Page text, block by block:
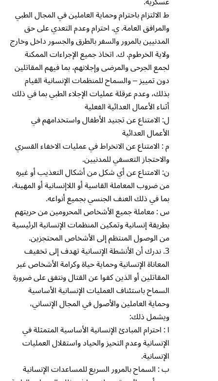
ط الالتزام باحترام وحماية العاملين في المجال الطبي
والمرافق العامة. ي. احترام وعدم التعدي على حق
المدنيين بالمرور والسفر بالطرق والجسور داخل وخارج
ولاية الخرطوم. ك. اتخاذ جميع الإجراءات الممكنة
لجمع الجرحى والمرضى وإجلانهم، بما فيهم المقاتلين
دون تمييز – والسماح للمنظمات الإنسانية القيام
بذلك، وعدم عرقلة عمليات الإجلاء الطبي بما في ذلك
أثناء الأعمال العدائية الفعلية
ل: الامتناع عن تجنيد الأطفال واستخدامهم في
الأعمال العدائية
م : الامتناع عن الانخراط في عمليات الاخفاء القسري
والاحتجاز التعسفي للمدنيين.
ن: الامتناع عن أي شكل من أشكال التعذيب أو غيره
من ضروب المعاملة القاسية أو اللاإنسانية أو المهينة،
بما في ذلك العنف الجنسي بجميع أنواعه.
س : معاملة جميع الأشخاص المحرومين من حريتهم
بطريقة إنسانية وتمكين المنظمات الإنسانية الرئيسية
من الوصول المنتظم إلى الأشخاص المحتجزين.
3. ندرك أن الأنشطة الإنسانية تهدف إلى تخفيف
المعاناة الإنسانية وحماية حياة وكرامة الأشخاص غير
المقاتلين أو الذين كفوا عن القتال ونتفق على ضرورة
السماح باستئناف العمليات الإنسانية الأساسية
وحماية العاملين والأصول في المجال الإنساني،
ويشمل ذلك:
ا : احترام المبادئ الإنسانية الأساسية المتمثلة في
الإنسانية وعدم التحيز والحياد واستقلال العمليات
الإنسانية.
ب : السماح بالمرور السريع للمساعدات الإنسانية